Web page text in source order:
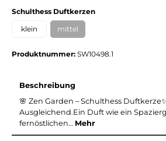
Schulthess Duftkerzenauswählen
klein mittel(Diese Option ist zurzeit nicht
Produktnummer: SW10498.1
Beschreibung
🌸 Zen Garden – Schulthess
Ausgleichend.Ein Duft wie ein
fernöstlichen… Mehr